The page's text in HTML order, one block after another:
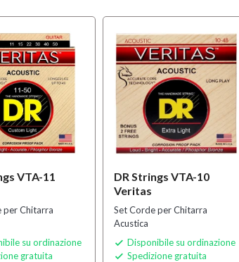
VTA-11
per Chitarra
su ordinazione
gratuita
DR Strings VTA-10
Veritas
Set Corde per Chitarra
Acustica
 Disponibile su ordinazione
 Spedizione gratuita